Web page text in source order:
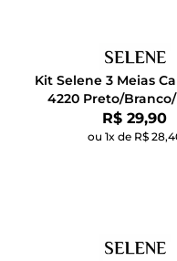
Kit Selene 3 Meias
4220 Preto/
Por:
R$ 29,90
ou 1x de R$